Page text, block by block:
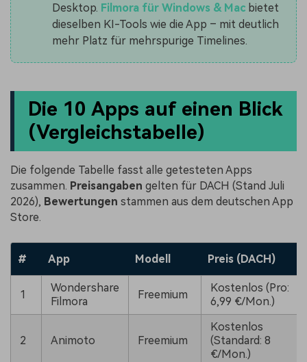
Desktop. Filmora für Windows & Macbietet
dieselben KI-Tools wie die App – mit deutlich
mehr Platz für mehrspurige Timelines.
Die 10 Apps auf einen Blick
(Vergleichstabelle)
Die folgende Tabelle fasst alle getesteten Apps
zusammen. Preisangaben gelten für DACH (Stand Juli
2026), Bewertungen stammen aus dem deutschen App
Store.
# App Modell Preis (DACH)
1
Wondershare
Filmora
Freemium
Kostenlos (Pro:
6,99 €/Mon.)
2 Animoto Freemium
Kostenlos
(Standard: 8
€/Mon.)